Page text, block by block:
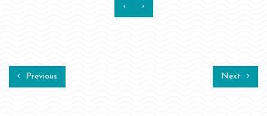
‹ ›
Previous Next